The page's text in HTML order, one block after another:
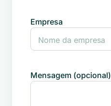
Empresa
Mensagem (opcional)